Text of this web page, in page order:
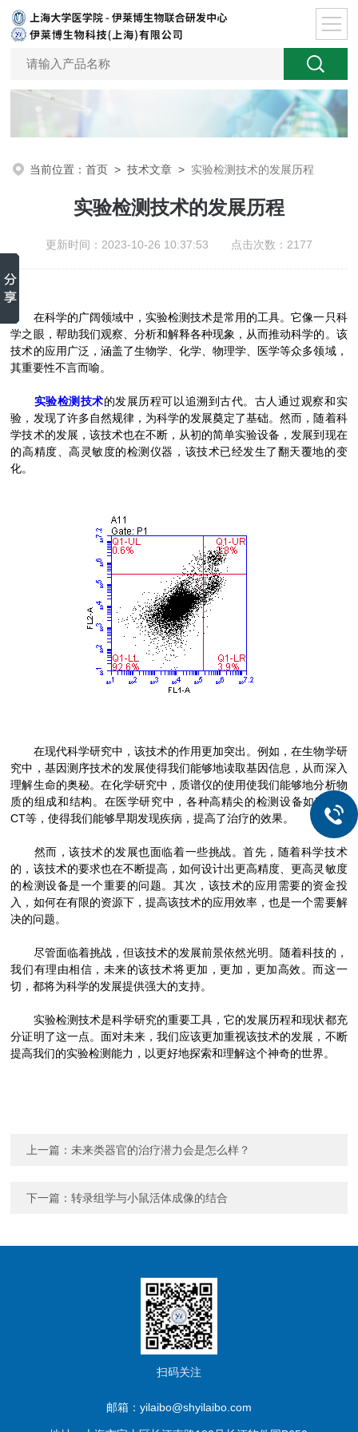
当前位置：首页 >技术文章 > 实验检测技术的发展历程
实验检测技术的发展历程
更新时间：2023-10-26 10:37:53 点击次数：2177
在科学的广阔领域中，实验检测技术是常用的工具。它像一只科
学之眼，帮助我们观察、分析和解释各种现象，从而推动科学的。该
技术的应用广泛，涵盖了生物学、化学、物理学、医学等众多领域，
其重要性不言而喻。
实验检测技术的发展历程可以追溯到古代。古人通过观察和实
验，发现了许多自然规律，为科学的发展奠定了基础。然而，随着科
学技术的发展，该技术也在不断，从初的简单实验设备，发展到现在
的高精度、高灵敏度的检测仪器，该技术已经发生了翻天覆地的变
化。
在现代科学研究中，该技术的作用更加突出。例如，在生物学研
究中，基因测序技术的发展使得我们能够地读取基因信息，从而深入
理解生命的奥秘。在化学研究中，质谱仪的使用使我们能够地分析物
质的组成和结构。在医学研究中，各种高精尖的检测设备如MRI、
CT等，使得我们能够早期发现疾病，提高了治疗的效果。
然而，该技术的发展也面临着一些挑战。首先，随着科学技术
的，该技术的要求也在不断提高，如何设计出更高精度、更高灵敏度
的检测设备是一个重要的问题。其次，该技术的应用需要的资金投
入，如何在有限的资源下，提高该技术的应用效率，也是一个需要解
决的问题。
尽管面临着挑战，但该技术的发展前景依然光明。随着科技的，
我们有理由相信，未来的该技术将更加，更加，更加高效。而这一
切，都将为科学的发展提供强大的支持。
实验检测技术是科学研究的重要工具，它的发展历程和现状都充
分证明了这一点。面对未来，我们应该更加重视该技术的发展，不断
提高我们的实验检测能力，以更好地探索和理解这个神奇的世界。
上一篇： 未来类器官的治疗潜力会是怎么样？
下一篇：转录组学与小鼠活体成像的结合
扫码关注
邮箱：yilaibo@shyilaibo.com